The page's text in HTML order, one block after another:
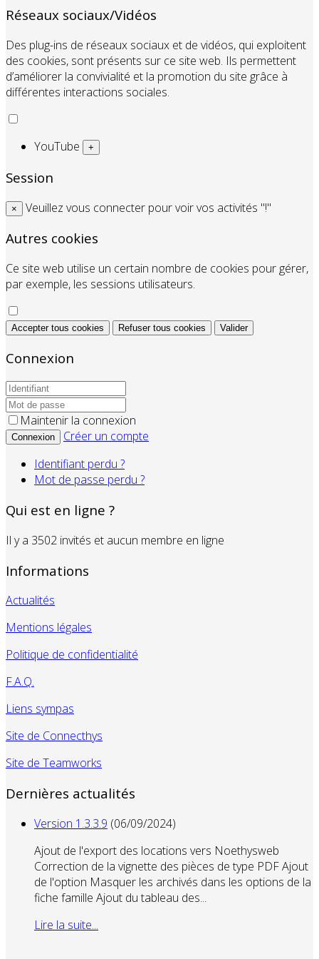
Réseaux sociaux/Vidéos
Des plug-ins de réseaux sociaux et de vidéos, qui exploitent
des cookies, sont présents sur ce site web. Ils permettent
d’améliorer la convivialité et la promotion du site grâce à
différentes interactions sociales.
YouTube +
Session
× Veuillez vous connecter pour voir vos activités "!"
Autres cookies
Ce site web utilise un certain nombre de cookies pour gérer,
par exemple, les sessions utilisateurs.
Accepter tous cookies Refuser tous cookies Valider
Connexion
Maintenir la connexion
Connexion
Créer un compte
Identifiant perdu ?
Mot de passe perdu ?
Qui est en ligne ?
Il y a 3502 invités et aucun membre en ligne
Informations
Actualités
Mentions légales
Politique de confidentialité
F.A.Q.
Liens sympas
Site de Connecthys
Site de Teamworks
Dernières actualités
Version 1.3.3.9 (06/09/2024)
Ajout de l'export des locations vers Noethysweb
Correction de la vignette des pièces de type PDF Ajout
de l'option Masquer les archivés dans les options de la
fiche famille Ajout du tableau des...
Lire la suite...